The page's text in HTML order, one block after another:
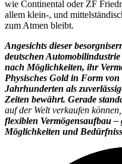
wie Continental oder ZF
allem klein-, und
zum Atmen bleibt.
Angesichts dieser
deutschen
nach Möglichkeiten, ihr
Physisches Gold in Form
Jahrhunderten als
Zeiten bewährt. Gerade
auf der Welt verkaufen können,
flexiblen Vermögensaufbau
Möglichkeiten und